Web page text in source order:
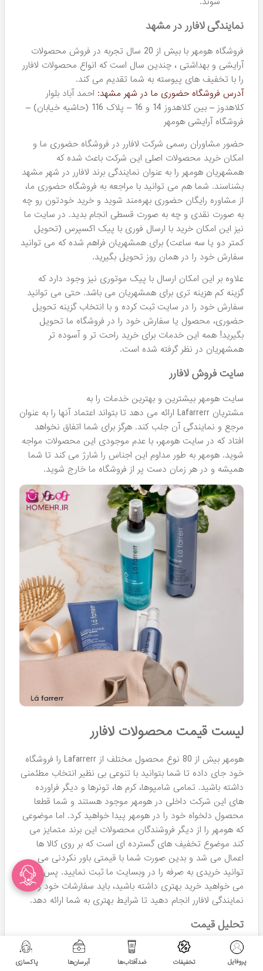
شده است
لافارر در فروشگاه هومهر موجود باشد.
پاسخگوی تمامی نیاز های مشتریان ثابت این شرکت خواهد بود
و شما می توانید هر نوع کرم، شوینده، شامپو و ضدآفتابی که به
دنبال ان هستید را با قیمت عمده (به معنای واقعی کلمه) در
هومهر تهیه نمایید.
محصولات لافارر ساخت کجاست؟
تمامی محصولات این برند ساخت کشور ایران هستند و در
کلینیک دکتر کامکار با بهره گیری از دانش اروپایی و ترکیبات
طبیعی اثرگذار ساخته می شوند. آدرس کارخانه:شهر کرج، جاده
فردیس، 16 متری حافظ، پلاک 24. این تولیدکننده را می توان
جزء معدود برندهای داخلی دانست که از نظر کیفیت و کارایی
توان رقابت با محصولات خارجی را دارند. دقیقا به همین دلیل
است که مشتریان ایرانی به راحتی به این شرکت اعتماد می کنند
نمایند.
نمایندگی لافارر
چه چیز باعث می شود تا فروشگاه هومهر را به عنواننمایندگی
لافارردر ایران و شهر های تهران و مشهد بنامیم؟ در ادامه
لیست کامل خدمات فوق العاده‌ای که فروشگاه هومهر به طور
اختصاصی به مشتریان این برند ارائه می دهد را بررسی خواهیم
فروش مستقیم از برند سازنده، بدون هیچ واسطه که سبب
کاهش قیمت نهایی برای مصرف کننده می شود. این
موضوع دست ما را باز گذاشته تا بتوانیم هرازچندگاهی
تخفیفات بسیار عالی برای مشتریان فراهم نماییم.
حضور مشاوران رسمی برند Lafarrerr
در فروشگاه
حضوری هومهر برای پاسخگویی و ارائه مشاوره رایگان به
مشتریان ساکن شهر مشهد.
گارانتی عودت کالا:این ضمانت بر روی تمامی
محصولات Lafarrerr درج شده است و به سبب آن در
صورت بروز هرگونه مشکل در فرایند تحویل کالا، خرید
شما عودت داده شده و با کالای جدید تعویض خواهد
تخفیفات فصلی:تقریبا هر ماه، وبسایت ما تخفیف های
استقبال بی نظیر مشتریان و همراهان ما مواجه می
شوند.
نمایندگی لافارر در مشهد
فروشگاه هومهر با بیش از 20 سال تجربه در فروش محصولات
آرایشی و بهداشتی ، چندین سال است که انواع محصولات لافارر
را با تخفیف های پیوسته به شما تقدیم می کند.
آدرس فروشگاه حضوری ما در شهر مشهد:احمد آباد بلوار
کلاهدوز – بین کلاهدوز 14 و 16 – پلاک 116 (حاشیه خیابان) –
فروشگاه آرایشی هومهر
حضور مشاوران رسمی شرکت لافارر در فروشگاه حضوری ما و
امکان خرید محصولات اصلی این شرکت باعث شده که
همشهریان هومهر را به عنوان نمایندگی برند لافارر در شهر مشهد
بشناسند. شما هم می توانید با مراجعه به فروشگاه حضوری ما،
پروفایل تخفیفات ضدآفتاب‌ها آبرسان‌ها پاکسازی